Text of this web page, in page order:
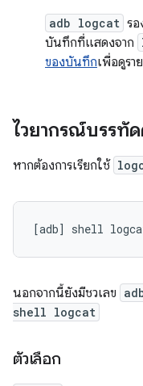
adb logcat รอ
บันทึกที่แสดงจาก
ของบันทึกเพื่อดูรา
ไวยากรณ์บรรทั
หากต้องการเรียกใช้
นอกจากนี้ยังมีชวเลข
shell logcat
ตัวเลือก